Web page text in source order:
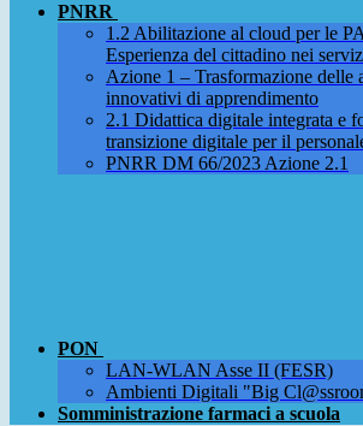
PNRR
1.2 Abilitazione al cloud per le
Esperienza del cittadino nei
Azione 1 – Trasformazione delle
innovativi di apprendimento
2.1 Didattica digitale integrata e
transizione digitale per il
PNRR DM 66/2023 Azione 2.1
PON
LAN-WLAN Asse II (FESR)
Ambienti Digitali "Big
Somministrazione farmaci a scuola